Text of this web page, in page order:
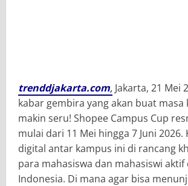
trenddjakarta.com, Jakarta, 21 Mei
kabar gembira yang akan buat masa
makin seru! Shopee Campus Cup
mulai dari 11 Mei hingga 7 Juni 2026.
digital antar kampus ini di rancang
para mahasiswa dan mahasiswi
Indonesia. Di mana agar bisa